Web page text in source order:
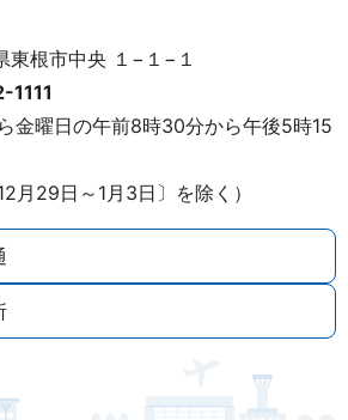
根市中央 １−１−１
金曜日の午前8時30分から午後5時15
月29日～1月3日〕を除く）